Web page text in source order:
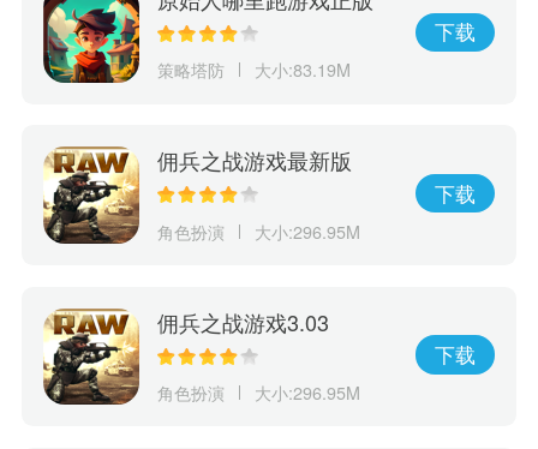
策略塔防 大小:83.19M
下载
佣兵之战游戏最新版
角色扮演 大小:296.95M
下载
佣兵之战游戏3.03
角色扮演 大小:296.95M
下载